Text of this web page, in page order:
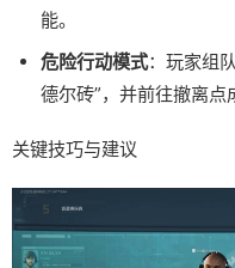
能。
危险行动模式：玩家组
德尔砖”，并前往撤离点
关键技巧与建议